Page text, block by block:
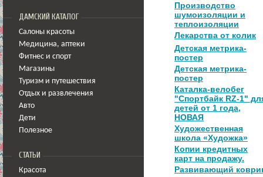
ДАМСКИЙ КАТАЛОГ
Салоны красоты
Медицина, аптеки
Фитнес и спорт
Магазины
Туризм и путешествия
Отдых и развлечения
Авто
Дети
Полезное
СТАТЬИ
Красота
Производство
шумоизоляции и
теплоизоляции
Лекарства от колик
Детская метрика-
постер
Детская метрика-
постер
Каталка-велобег
"Спортбайк RZ-1"
детей от 1 года,
НОВАЯ
Художественная
школа «Художка»
Копии кредитных
карт на продажу.
Развивающий